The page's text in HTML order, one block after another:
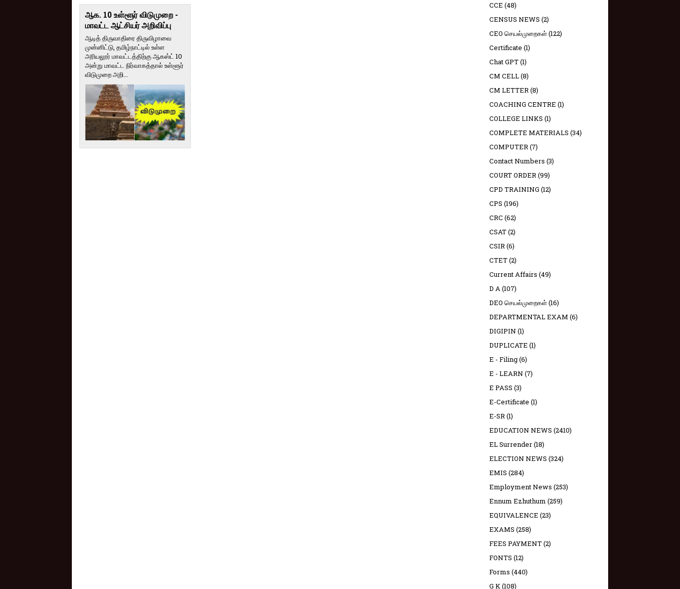
ஆக. 10 உள்ளூர் விடுமுறை -
மாவட்ட ஆட்சியர் அறிவிப்பு
ஆடித் திருவாதிரை திருவிழாவை
முன்னிட்டு, தமிழ்நாட்டில் உள்ள
அரியலூர் மாவட்டத்திற்கு ஆகஸ்ட் 10
அன்று மாவட்ட நிர்வாகத்தால் உள்ளூர்
விடுமுறை அறி...
CCE (48)
CENSUS NEWS (2)
CEO செயல்முறைகள்(122)
Certificate (1)
Chat GPT(1)
CM CELL(8)
CM LETTER(8)
COACHING CENTRE (1)
COLLEGE LINKS (1)
COMPLETE MATERIALS (34)
COMPUTER(7)
Contact Numbers (3)
COURT ORDER(99)
CPD TRAINING (12)
CPS (196)
CRC (62)
CSAT(2)
CSIR(6)
CTET(2)
Current Affairs (49)
D A(107)
DEO செயல்முறைகள்(16)
DEPARTMENTAL EXAM (6)
DIGIPIN (1)
DUPLICATE (1)
E - Filing(6)
E - LEARN (7)
E PASS (3)
E-Certificate (1)
E-SR(1)
EDUCATION NEWS (2410)
EL Surrender(18)
ELECTION NEWS (324)
EMIS (284)
Employment News (253)
Ennum Ezhuthum (259)
EQUIVALENCE (23)
EXAMS (258)
FEES PAYMENT(2)
FONTS (12)
Forms (440)
G K(108)